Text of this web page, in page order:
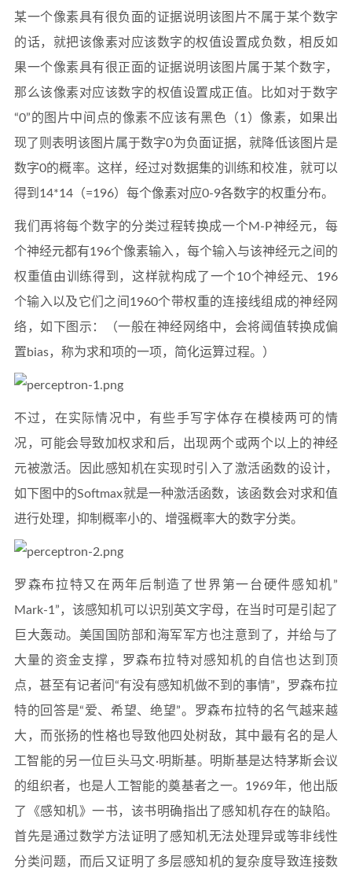
某一个像素具有很负面的证据说明该图片不属于某个数字
的话，就把该像素对应该数字的权值设置成负数，相反如
果一个像素具有很正面的证据说明该图片属于某个数字，
那么该像素对应该数字的权值设置成正值。比如对于数字
“0”的图片中间点的像素不应该有黑色（1）像素，如果出
现了则表明该图片属于数字0为负面证据，就降低该图片是
数字0的概率。这样，经过对数据集的训练和校准，就可以
得到14*14（=196）每个像素对应0-9各数字的权重分布。
我们再将每个数字的分类过程转换成一个M-P神经元，每
个神经元都有196个像素输入，每个输入与该神经元之间的
权重值由训练得到，这样就构成了一个10个神经元、196
个输入以及它们之间1960个带权重的连接线组成的神经网
络，如下图示：（一般在神经网络中，会将阈值转换成偏
置bias，称为求和项的一项，简化运算过程。）
不过，在实际情况中，有些手写字体存在模棱两可的情
况，可能会导致加权求和后，出现两个或两个以上的神经
元被激活。因此感知机在实现时引入了激活函数的设计，
如下图中的Softmax就是一种激活函数，该函数会对求和值
进行处理，抑制概率小的、增强概率大的数字分类。
罗森布拉特又在两年后制造了世界第一台硬件感知机”
Mark-1”，该感知机可以识别英文字母，在当时可是引起了
巨大轰动。美国国防部和海军军方也注意到了，并给与了
大量的资金支撑，罗森布拉特对感知机的自信也达到顶
点，甚至有记者问“有没有感知机做不到的事情”，罗森布拉
特的回答是“爱、希望、绝望”。罗森布拉特的名气越来越
大，而张扬的性格也导致他四处树敌，其中最有名的是人
工智能的另一位巨头马文·明斯基。明斯基是达特茅斯会议
的组织者，也是人工智能的奠基者之一。1969年，他出版
了《感知机》一书，该书明确指出了感知机存在的缺陷。
首先是通过数学方法证明了感知机无法处理异或等非线性
分类问题，而后又证明了多层感知机的复杂度导致连接数